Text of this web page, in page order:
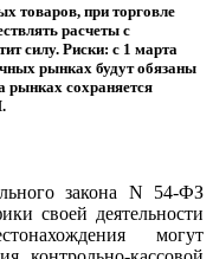
товаров, при торговле
расчеты с
силу. Риски: с 1 марта
рынках будут обязаны
сохраняется
закона N 54-ФЗ
своей деятельности
могут